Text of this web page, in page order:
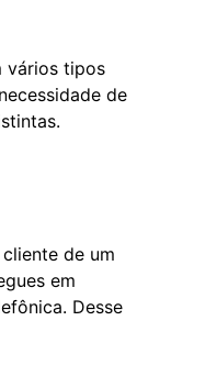
vários tipos
de
de um
em
Desse